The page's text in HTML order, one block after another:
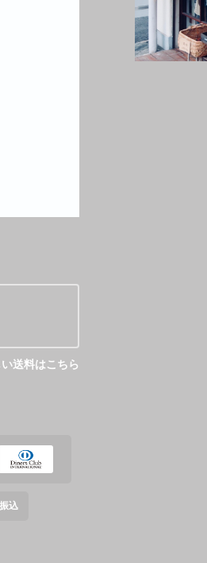
送料はこちら
込